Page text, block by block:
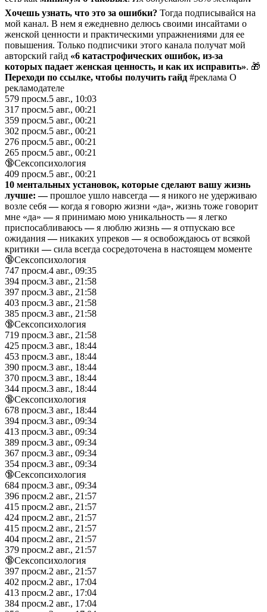
Хочешь узнать, что это за ошибки? Тогда подписывайся на
мой канал. В нем я ежедневно делюсь своими инсайтами о
женской ценности и практическими упражнениями для ее
повышения. Только подписчики этого канала получат мой
авторский гайд «6 катастрофических ошибок, из-за
которых падает женская ценность, и как их исправить». 🎁
Переходи по ссылке, чтобы получить гайд #реклама О
рекламодателе
579 просм.5 авг., 10:03
317 просм.5 авг., 00:21
359 просм.5 авг., 00:21
302 просм.5 авг., 00:21
276 просм.5 авг., 00:21
265 просм.5 авг., 00:21
🔞Сексопсихология
409 просм.5 авг., 00:21
10 ментальных установок, которые сделают вашу жизнь
лучше: —прошлое ушло навсeгда—я никого не удерживаю
возле себя—когда я говорю жизни «да», жизнь тоже говорит
мне «да»—я принимаю мою уникaльность—я легко
приспосабливаюсь—я люблю жизнь—я отпускаю всe
ожидания—никаких упреков—я освобождаюсь от всякой
критики—cила всeгда сосредоточена в настоящем моменте
🔞Сексопсихология
747 просм.4 авг., 09:35
394 просм.3 авг., 21:58
397 просм.3 авг., 21:58
403 просм.3 авг., 21:58
385 просм.3 авг., 21:58
🔞Сексопсихология
719 просм.3 авг., 21:58
425 просм.3 авг., 18:44
453 просм.3 авг., 18:44
390 просм.3 авг., 18:44
370 просм.3 авг., 18:44
344 просм.3 авг., 18:44
🔞Сексопсихология
678 просм.3 авг., 18:44
394 просм.3 авг., 09:34
413 просм.3 авг., 09:34
389 просм.3 авг., 09:34
367 просм.3 авг., 09:34
354 просм.3 авг., 09:34
🔞Сексопсихология
684 просм.3 авг., 09:34
396 просм.2 авг., 21:57
415 просм.2 авг., 21:57
424 просм.2 авг., 21:57
415 просм.2 авг., 21:57
404 просм.2 авг., 21:57
379 просм.2 авг., 21:57
🔞Сексопсихология
397 просм.2 авг., 21:57
402 просм.2 авг., 17:04
413 просм.2 авг., 17:04
384 просм.2 авг., 17:04